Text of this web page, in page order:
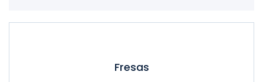
Fresas